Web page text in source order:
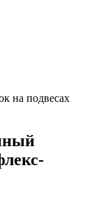
на подвесах